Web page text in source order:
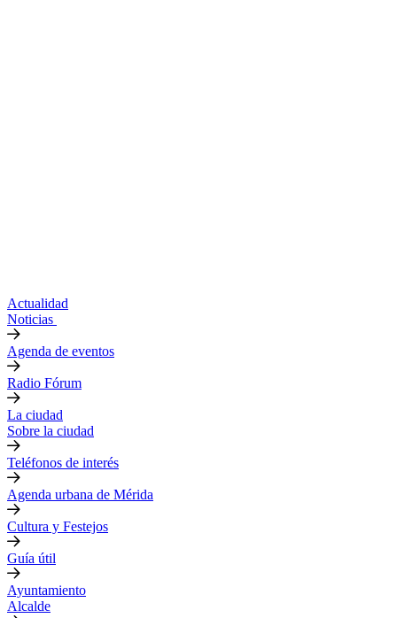
Actualidad
Noticias
Agenda de eventos
Radio Fórum
La ciudad
Sobre la ciudad
Teléfonos de interés
Agenda urbana de Mérida
Cultura y Festejos
Guía útil
Ayuntamiento
Alcalde